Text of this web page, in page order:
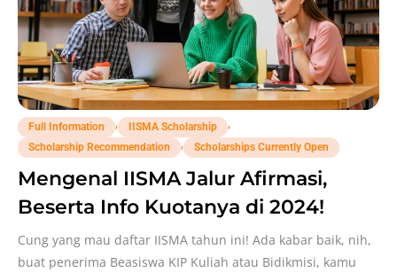
Full Information IISMA Scholarship
Scholarship Recommendation
Scholarships Currently Open
Mengenal IISMA Jalur Afirmasi,
Beserta Info Kuotanya di 2024!
Cung yang mau daftar IISMA tahun ini! Ada kabar baik, nih,
buat penerima Beasiswa KIP Kuliah atau Bidikmisi, kamu